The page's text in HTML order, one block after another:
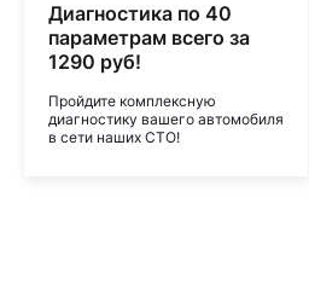
Диагностика по 40
параметрам всего за
1290 руб!
Пройдите комплексную
диагностику вашего автомобиля
в сети наших СТО!